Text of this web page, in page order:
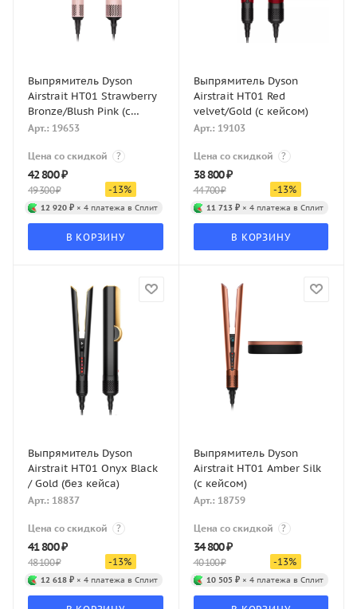
Выпрямитель Dyson
Airstrait HT01 Strawberry
Bronze/Blush Pink (с
кейсом)
Арт.: 19653
Цена со скидкой ?
42 800₽
49 300₽ -13%
12 920 ₽ × 4 платежа в Сплит
В КОРЗИНУ
Выпрямитель Dyson
Airstrait HT01 Red
velvet/Gold (с кейсом)
Арт.: 19103
Цена со скидкой ?
38 800₽
44 700₽ -13%
11 713 ₽× 4 платежа в Сплит
В КОРЗИНУ
Выпрямитель Dyson
Airstrait HT01 Onyx Black
/ Gold (без кейса)
Арт.: 18837
Цена со скидкой ?
41 800₽
48 100₽ -13%
12 618 ₽ × 4 платежа в Сплит
Выпрямитель Dyson
Airstrait HT01 Amber Silk
(с кейсом)
Арт.: 18759
Цена со скидкой ?
34 800₽
40 100₽ -13%
10 505 ₽× 4 платежа в Сплит